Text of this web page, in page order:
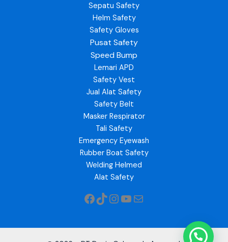
Sepatu Safety
Helm Safety
Safety Gloves
Pusat Safety
Speed Bump
Lemari APD
Safety Vest
Jual Alat Safety
Safety Belt
Masker Respirator
Tali Safety
Emergency Eyewash
Rubber Boat Safety
Welding Helmed
Alat Safety